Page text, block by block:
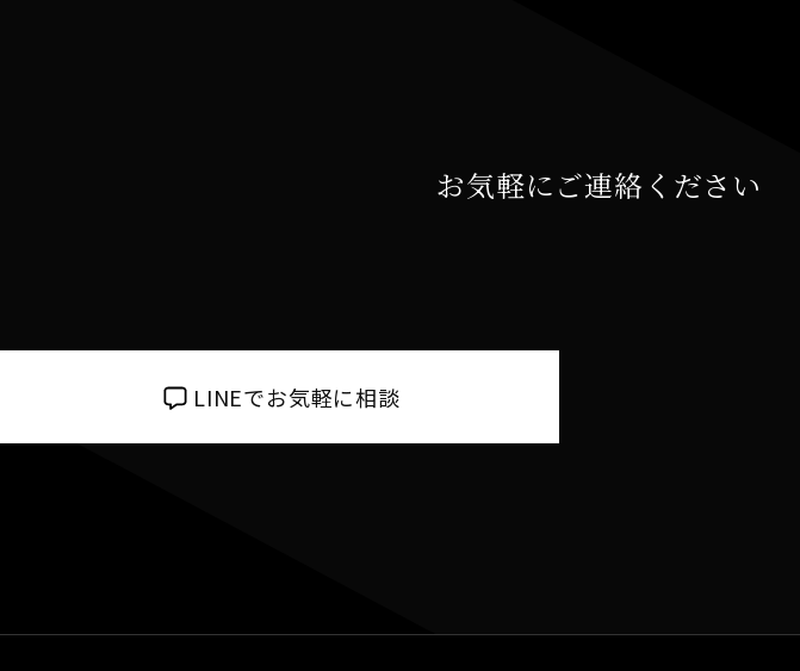
お気軽にご連絡ください
LINEでお気軽に相談